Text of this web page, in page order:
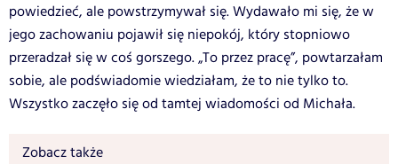
powiedzieć, ale powstrzymywał się. Wydawało mi się, że w
jego zachowaniu pojawił się niepokój, który stopniowo
przeradzał się w coś gorszego. „To przez pracę”, powtarzałam
sobie, ale podświadomie wiedziałam, że to nie tylko to.
Wszystko zaczęło się od tamtej wiadomości od Michała.
Zobacz także